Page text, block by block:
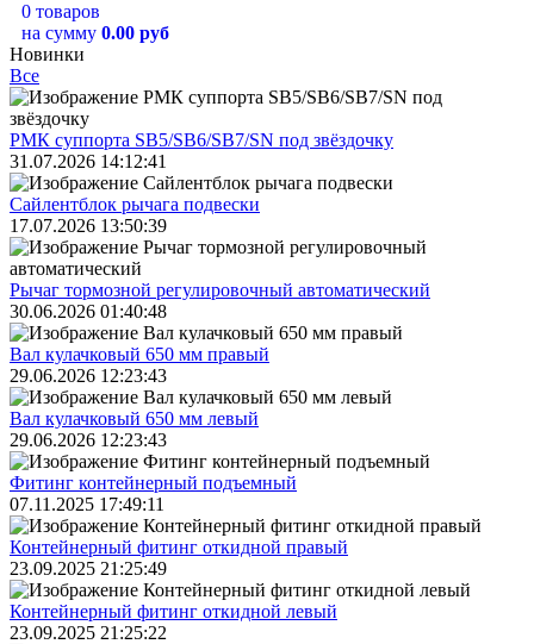
0 товаров
на сумму 0.00 руб
Новинки
Все
РМК суппорта SB5/SB6/SB7/SN под звёздочку
31.07.2026 14:12:41
Сайлентблок рычага подвески
17.07.2026 13:50:39
Рычаг тормозной регулировочный автоматический
30.06.2026 01:40:48
Вал кулачковый 650 мм правый
29.06.2026 12:23:43
Вал кулачковый 650 мм левый
29.06.2026 12:23:43
Фитинг контейнерный подъемный
07.11.2025 17:49:11
Контейнерный фитинг откидной правый
23.09.2025 21:25:49
Контейнерный фитинг откидной левый
23.09.2025 21:25:22